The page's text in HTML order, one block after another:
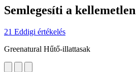
Semlegesíti a
21 Eddigi értékelés
Greenatural Hűtő-illattasak